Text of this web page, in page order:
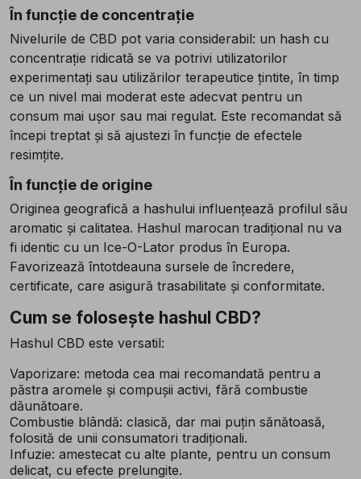
În funcție de concentrație
Nivelurile de CBD pot varia considerabil: un hash cu
concentrație ridicată se va potrivi utilizatorilor
experimentați sau utilizărilor terapeutice țintite, în timp
ce un nivel mai moderat este adecvat pentru un
consum mai ușor sau mai regulat. Este recomandat să
începi treptat și să ajustezi în funcție de efectele
resimțite.
În funcție de origine
Originea geografică a hashului influențează profilul său
aromatic și calitatea. Hashul marocan tradițional nu va
fi identic cu un Ice-O-Lator produs în Europa.
Favorizează întotdeauna sursele de încredere,
certificate, care asigură trasabilitate și conformitate.
Cum se folosește hashul CBD?
Hashul CBD este versatil:
Vaporizare: metoda cea mai recomandată pentru a
păstra aromele și compușii activi, fără combustie
dăunătoare.
Combustie blândă: clasică, dar mai puțin sănătoasă,
folosită de unii consumatori tradiționali.
Infuzie: amestecat cu alte plante, pentru un consum
delicat, cu efecte prelungite.